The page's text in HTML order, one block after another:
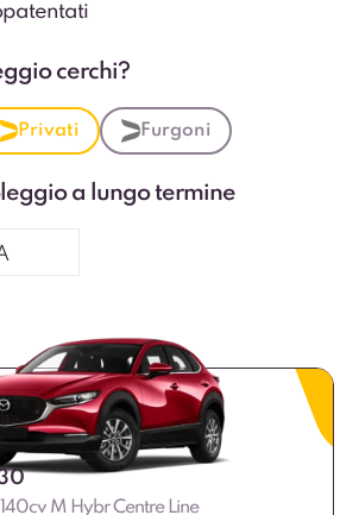
cerchi?
Privati Furgoni
a lungo termine
M Hybr Centre Line